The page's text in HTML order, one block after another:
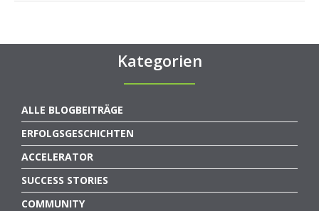
Kategorien
ALLE BLOGBEITRÄGE
ERFOLGSGESCHICHTEN
ACCELERATOR
SUCCESS STORIES
COMMUNITY